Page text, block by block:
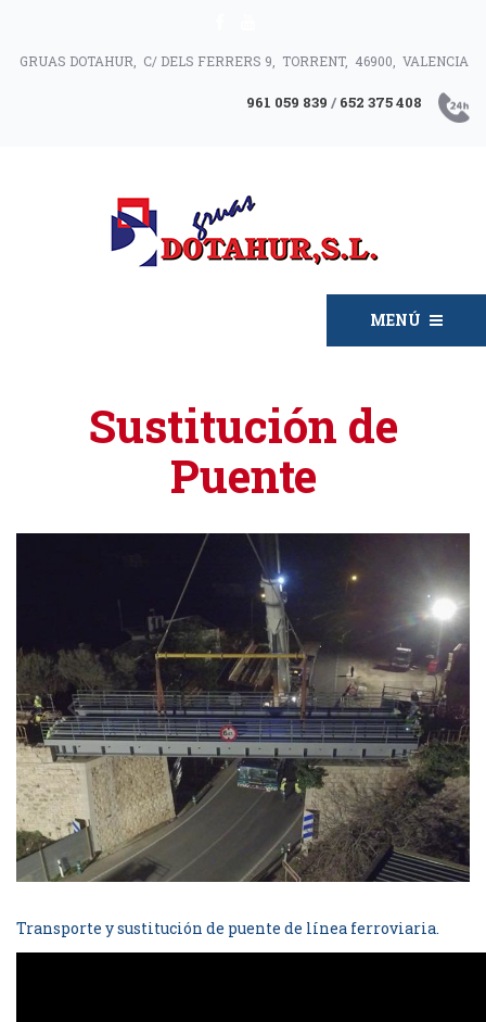
GRUAS DOTAHUR, C/ DELS FERRERS 9, TORRENT, 46900, VALENCIA
961 059 839 / 652 375 408
MENÚ
Sustitución de
Puente
Transporte y sustitución de puente de línea ferroviaria.